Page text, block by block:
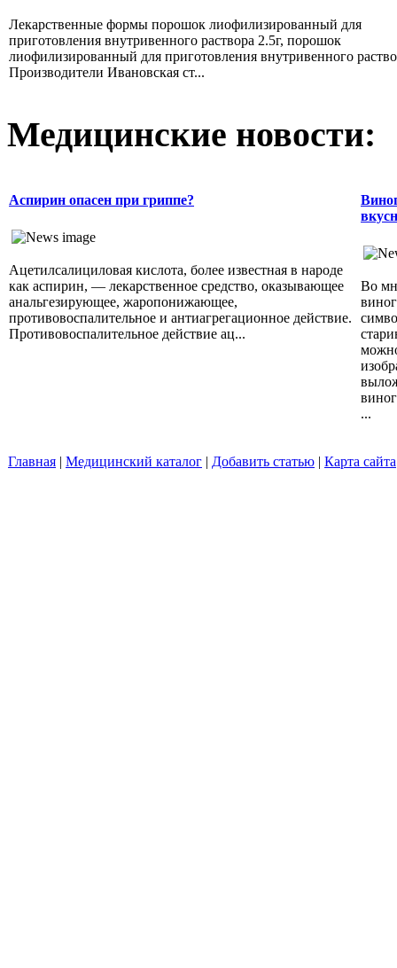
Лекарственные формы порошок лиофилизированный для
приготовления внутривенного раствора 2.5г, порошок
лиофилизированный для приготовления внутривенного
Производители Ивановская ст...
Медицинские новости:
Аспирин опасен при гриппе?
Ацетилсалициловая кислота, более известная в народе
как аспирин, — лекарственное средство, оказывающее
анальгезирующее, жаропонижающее,
противовоспалительное и антиагрегационное действие.
Противовоспалительное действие ац...
Во
...
Главная | Медицинский каталог | Добавить статью | Карта сайта